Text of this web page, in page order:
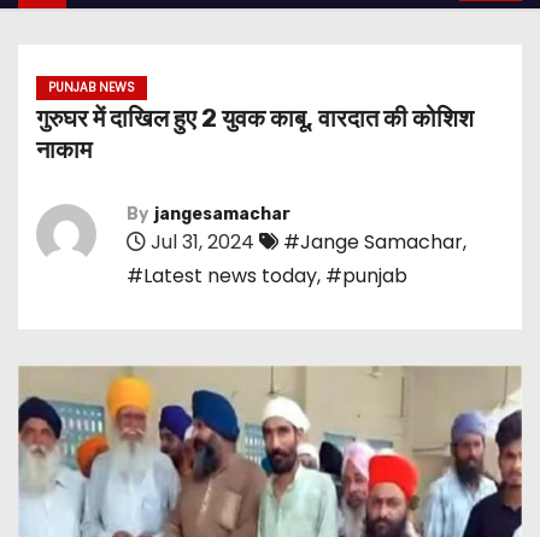
PUNJAB NEWS
गुरुघर में दाखिल हुए 2 युवक काबू, वारदात की कोशिश
नाकाम
By jangesamachar
Jul 31, 2024 #Jange Samachar,
#Latest news today, #punjab